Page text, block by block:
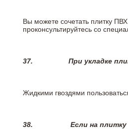
Вы можете сочетать плитку
проконсультируйтесь со
37. При укладке
Жидкими гвоздями
38. Если на плитку